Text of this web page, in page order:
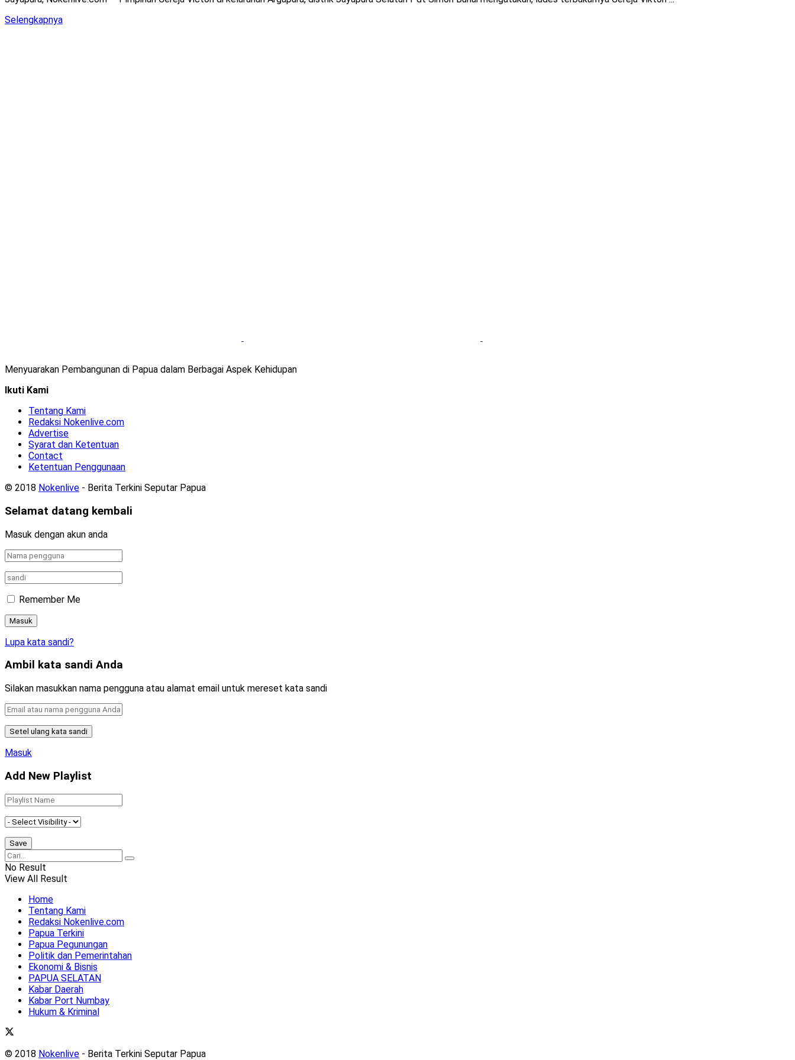
SelengkapnyaDetails
Menyuarakan Pembangunan di Papua dalam Berbagai Aspek Kehidupan
Ikuti Kami
Tentang Kami
Redaksi Nokenlive.com
Advertise
Syarat dan Ketentuan
Contact
Ketentuan Penggunaan
© 2018 Nokenlive - Berita Terkini Seputar Papua
Selamat datang kembali
Masuk dengan akun anda
Remember Me
Lupa kata sandi?
Ambil kata sandi Anda
Silakan masukkan nama pengguna atau alamat email untuk mereset kata sandi
Masuk
Add New Playlist
No Result
View All Result
Home
Tentang Kami
Redaksi Nokenlive.com
Papua Terkini
Papua Pegunungan
Politik dan Pemerintahan
Ekonomi & Bisnis
PAPUA SELATAN
Kabar Daerah
Kabar Port Numbay
Hukum & Kriminal
© 2018 Nokenlive - Berita Terkini Seputar Papua